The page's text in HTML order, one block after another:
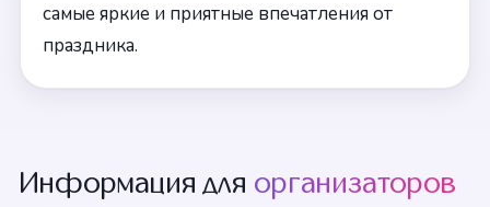
самые яркие и приятные впечатления от
праздника.
Информация для организаторов